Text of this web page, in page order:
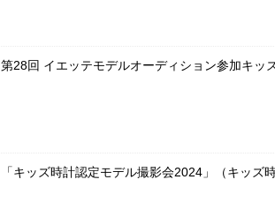
第28回 イエッテモデルオーディション参加キッ
「キッズ時計認定モデル撮影会2024」（キッズ